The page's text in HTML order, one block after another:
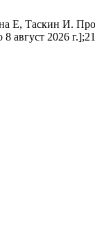
Е, Таскин И.
8 август 2026